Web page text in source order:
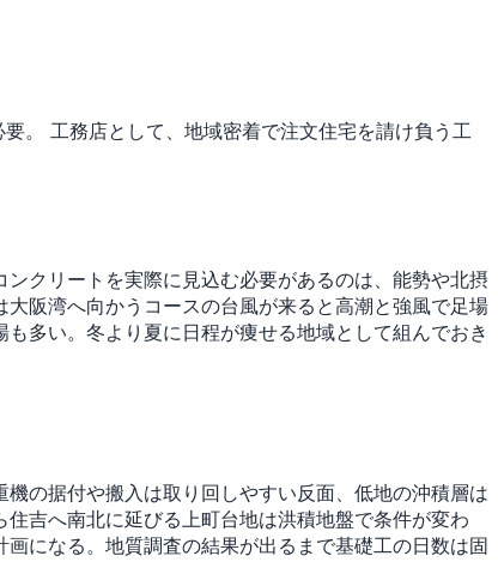
。
工務店として、地域密着で注文住宅を請け負う工
クリートを実際に見込む必要があるのは、能勢や北摂
阪湾へ向かうコースの台風が来ると高潮と強風で足場
多い。冬より夏に日程が痩せる地域として組んでおき
の据付や搬入は取り回しやすい反面、低地の沖積層は
吉へ南北に延びる上町台地は洪積地盤で条件が変わ
になる。地質調査の結果が出るまで基礎工の日数は固